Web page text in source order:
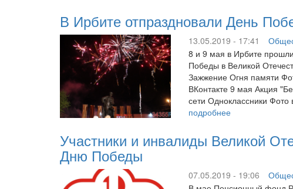
В Ирбите отпраздновали День
13.05.2019 - 17:41
8 и 9 мая в Ирбите
Победы в Великой
Зажжение Огня памяти
ВКонтакте 9 мая Акция
сети Одноклассники
подробнее
Участники и инвалиды Великой
Дню Победы
07.05.2019 - 19:06